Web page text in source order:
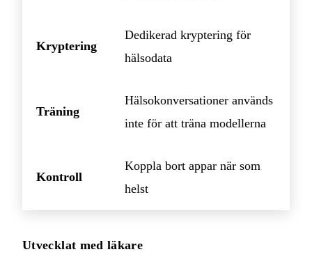
Kryptering
Dedikerad kryptering för
hälsodata
Träning
Hälsokonversationer används
inte för att träna modellerna
Kontroll
Koppla bort appar när som
helst
Utvecklat med läkare